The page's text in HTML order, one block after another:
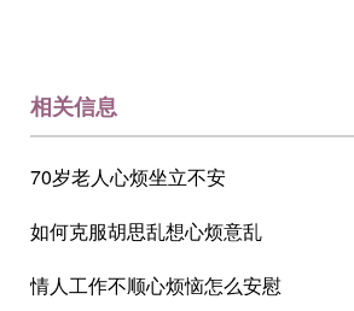
相关信息
70岁老人心烦坐立不安
如何克服胡思乱想心烦意乱
情人工作不顺心烦恼怎么安慰